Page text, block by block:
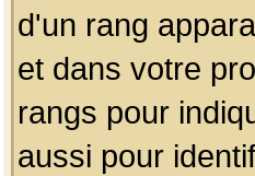
d'un rang
et dans votre
rangs pour
aussi pour